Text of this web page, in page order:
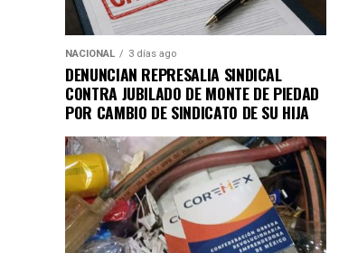
NACIONAL 3 días ago
DENUNCIAN REPRESALIA SINDICAL
CONTRA JUBILADO DE MONTE DE PIEDAD
POR CAMBIO DE SINDICATO DE SU HIJA